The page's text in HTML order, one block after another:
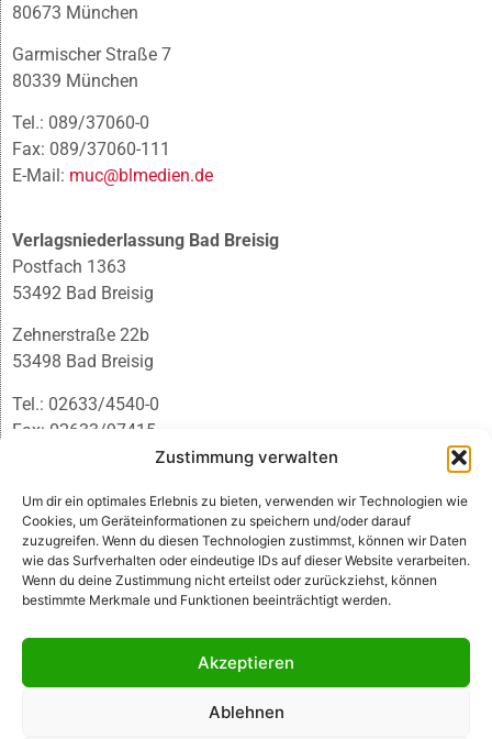
Zustimmung verwalten
Um dir ein optimales Erlebnis zu bieten, verwenden wir Technologien wie
Cookies, um Geräteinformationen zu speichern und/oder darauf
zuzugreifen. Wenn du diesen Technologien zustimmst, können wir Daten
wie das Surfverhalten oder eindeutige IDs auf dieser Website verarbeiten.
Wenn du deine Zustimmung nicht erteilst oder zurückziehst, können
bestimmte Merkmale und Funktionen beeinträchtigt werden.
Akzeptieren
Ablehnen
80673 München
Garmischer Straße 7
80339 München
Tel.: 089/37060-0
Fax: 089/37060-111
E-Mail: muc@blmedien.de
Verlagsniederlassung Bad Breisig
Postfach 1363
53492 Bad Breisig
Zehnerstraße 22b
53498 Bad Breisig
Tel.: 02633/4540-0
Fax: 02633/97415
infobb@blmedien.de